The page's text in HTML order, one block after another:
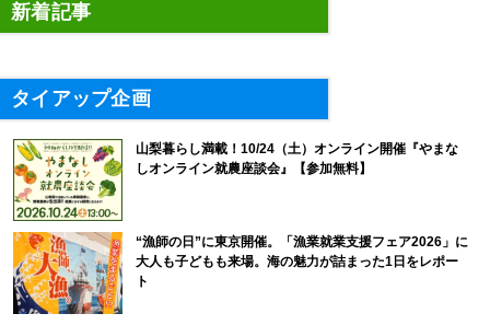
新着記事
タイアップ企画
山梨暮らし満載！10/24（土）オンライン開催『やまな
しオンライン就農座談会』【参加無料】
“漁師の日”に東京開催。「漁業就業支援フェア2026」に
大人も子どもも来場。海の魅力が詰まった1日をレポー
ト